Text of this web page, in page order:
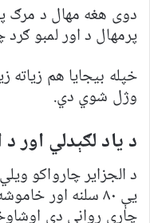
دوی هغه مهال د مرګ
پرمهال د اور لمبو ګرد
وژل شوي دي.
د یاد لګېدلي اور
د الجزایر چارواکو
یې ۸۰ سلنه اور